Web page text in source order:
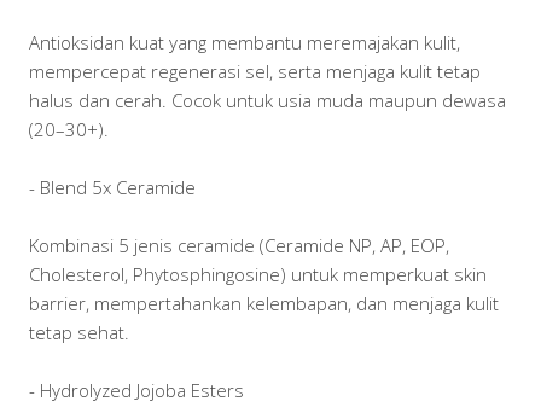
Antioksidan kuat yang membantu meremajakan kulit,
mempercepat regenerasi sel, serta menjaga kulit tetap
halus dan cerah. Cocok untuk usia muda maupun dewasa
(20–30+).
- Blend 5x Ceramide
Kombinasi 5 jenis ceramide (Ceramide NP, AP, EOP,
Cholesterol, Phytosphingosine) untuk memperkuat skin
barrier, mempertahankan kelembapan, dan menjaga kulit
tetap sehat.
- Hydrolyzed Jojoba Esters